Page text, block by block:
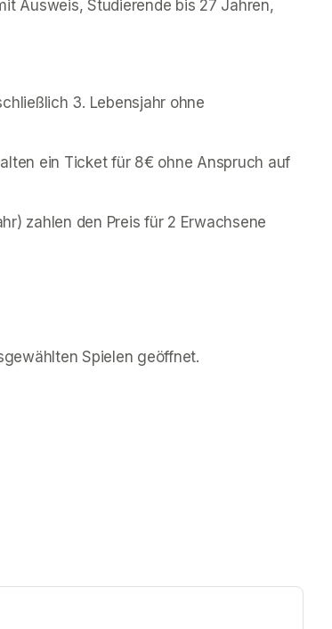
Ausweis, Studierende bis 27 Jahren,
3. Lebensjahr ohne
ein Ticket für 8€ ohne Anspruch auf
zahlen den Preis für 2 Erwachsene
Spielen geöffnet.